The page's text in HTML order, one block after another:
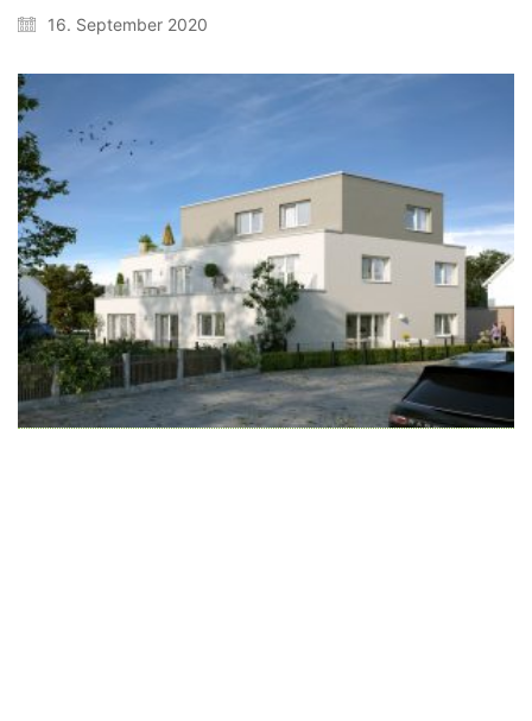
16. September 2020
WeiserLeben GmbH
A-5020 Salzburg
office@weiserleben.at
+43(0) 664 244 88 38
Wir schaffen Lebensräume, die die Außenwelt mit der
Innenwelt verbinden. Das Persönliche steht stets im
Vordergrund.
Kontakt
Newsletter